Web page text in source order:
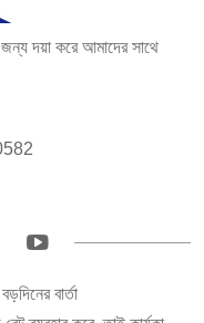
দয়া করে আমাদের সাথে
বার্তা